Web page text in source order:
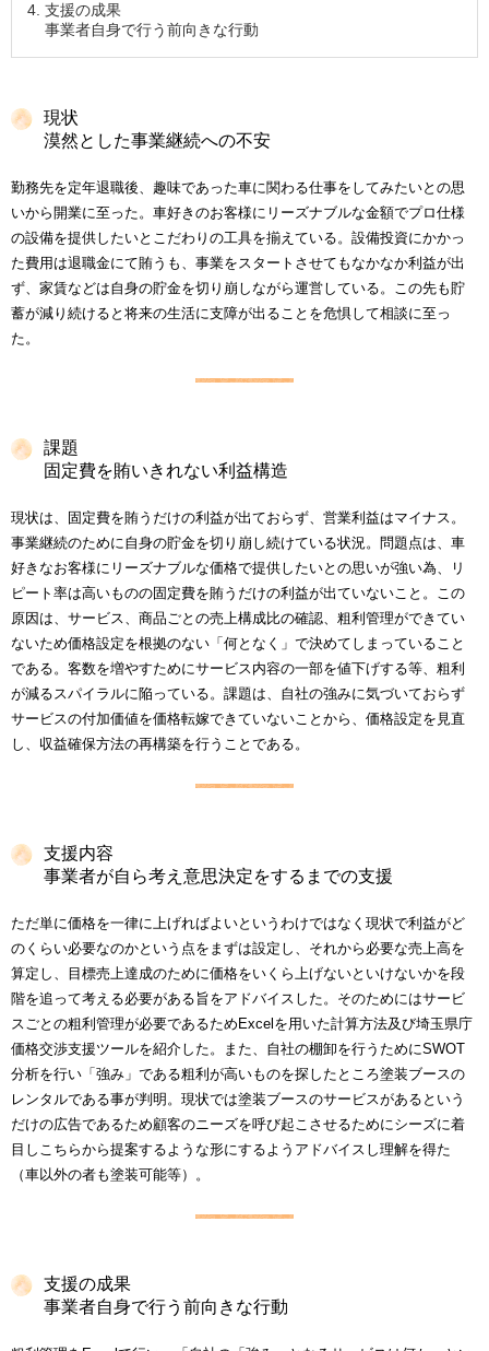
支援の成果
事業者自身で行う前向きな行動
現状
漠然とした事業継続への不安
勤務先を定年退職後、趣味であった車に関わる仕事をしてみたいとの思
いから開業に至った。車好きのお客様にリーズナブルな金額でプロ仕様
の設備を提供したいとこだわりの工具を揃えている。設備投資にかかっ
た費用は退職金にて賄うも、事業をスタートさせてもなかなか利益が出
ず、家賃などは自身の貯金を切り崩しながら運営している。この先も貯
蓄が減り続けると将来の生活に支障が出ることを危惧して相談に至っ
た。
課題
固定費を賄いきれない利益構造
現状は、固定費を賄うだけの利益が出ておらず、営業利益はマイナス。
事業継続のために自身の貯金を切り崩し続けている状況。問題点は、車
好きなお客様にリーズナブルな価格で提供したいとの思いが強い為、リ
ピート率は高いものの固定費を賄うだけの利益が出ていないこと。この
原因は、サービス、商品ごとの売上構成比の確認、粗利管理ができてい
ないため価格設定を根拠のない「何となく」で決めてしまっていること
である。客数を増やすためにサービス内容の一部を値下げする等、粗利
が減るスパイラルに陥っている。課題は、自社の強みに気づいておらず
サービスの付加価値を価格転嫁できていないことから、価格設定を見直
し、収益確保方法の再構築を行うことである。
支援内容
事業者が自ら考え意思決定をするまでの支援
ただ単に価格を一律に上げればよいというわけではなく現状で利益がど
のくらい必要なのかという点をまずは設定し、それから必要な売上高を
算定し、目標売上達成のために価格をいくら上げないといけないかを段
階を追って考える必要がある旨をアドバイスした。そのためにはサービ
スごとの粗利管理が必要であるためExcelを用いた計算方法及び埼玉県庁
価格交渉支援ツールを紹介した。また、自社の棚卸を行うためにSWOT
分析を行い「強み」である粗利が高いものを探したところ塗装ブースの
レンタルである事が判明。現状では塗装ブースのサービスがあるという
だけの広告であるため顧客のニーズを呼び起こさせるためにシーズに着
目しこちらから提案するような形にするようアドバイスし理解を得た
（車以外の者も塗装可能等）。
支援の成果
事業者自身で行う前向きな行動